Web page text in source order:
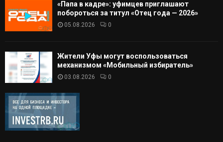
«Папа в кадре»: уфимцев приглашают
побороться за титул «Отец года — 2026»
05.08.2026 0
Жители Уфы могут воспользоваться
механизмом «Мобильный избиратель»
03.08.2026 0